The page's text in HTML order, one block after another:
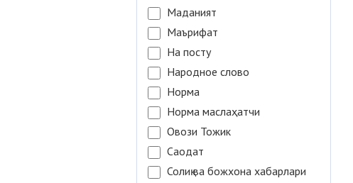
Маданият
Маърифат
На посту
Народное слово
Норма
Норма маслаҳатчи
Овози Тожик
Саодат
Солиқ ва божхона хабарлари